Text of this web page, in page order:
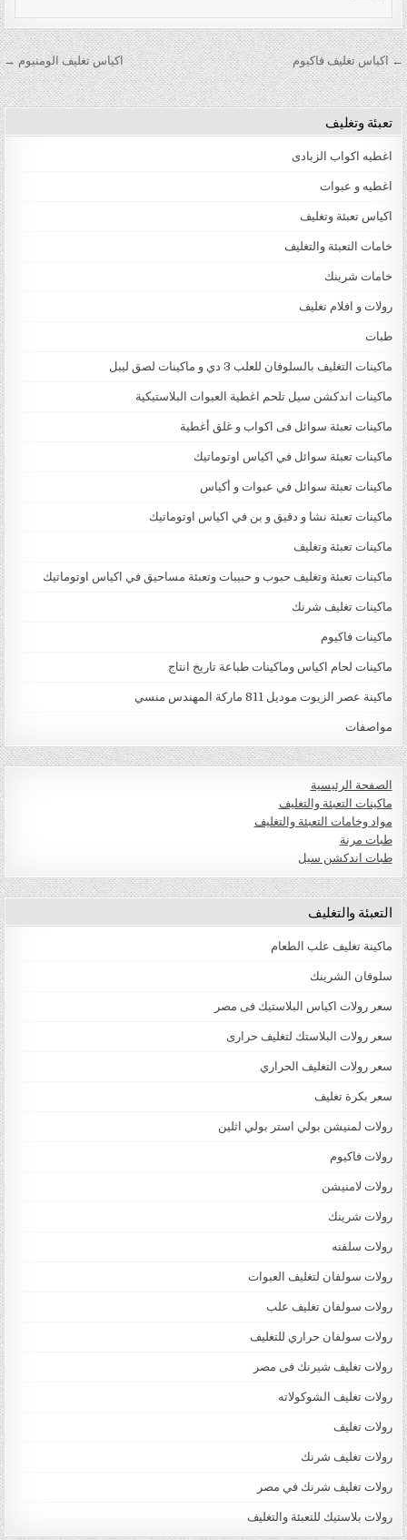
تصفّح المقالات اكياس تغليف الومنيوم → ← اكياس تغليف فاكيوم
تعبئة وتغليف
اغطيه اكواب الزبادى
اغطيه و عبوات
اكياس تعبئة وتغليف
خامات التعبئة والتغليف
خامات شرينك
رولات و افلام تغليف
طبات
ماكينات التغليف بالسلوفان للعلب 3 دي و ماكينات لصق ليبل
ماكينات اندكشن سيل تلحم اغطية العبوات البلاستيكية
ماكينات تعبئة سوائل فى اكواب و غلق أغطية
ماكينات تعبئة سوائل في اكياس اوتوماتيك
ماكينات تعبئة سوائل في عبوات و أكياس
ماكينات تعبئة نشا و دقيق و بن في اكياس اوتوماتيك
ماكينات تعبئة وتغليف
ماكينات تعبئة وتغليف حبوب و حبيبات وتعبئة مساحيق في اكياس اوتوماتيك
ماكينات تغليف شرنك
ماكينات فاكيوم
ماكينات لحام اكياس وماكينات طباعة تاريخ انتاج
ماكينة عصر الزيوت موديل 811 ماركة المهندس منسي
مواصفات
الصفحة الرئيسية
ماكينات التعبئة والتغليف
مواد وخامات التعبئة والتغليف
طبات مرنة
طبات اندكشن سيل
التعبئة والتغليف
ماكينة تغليف علب الطعام
سلوفان الشرينك
سعر رولات اكياس البلاستيك فى مصر
سعر رولات البلاستك لتغليف حرارى
سعر رولات التغليف الحراري
سعر بكرة تغليف
رولات لمنيشن بولي استر بولي اثلين
رولات فاكيوم
رولات لامنيشن
رولات شرينك
رولات سلفنه
رولات سولفان لتغليف العبوات
رولات سولفان تغليف علب
رولات سولفان حراري للتغليف
رولات تغليف شيرنك فى مصر
رولات تغليف الشوكولاته
رولات تغليف
رولات تغليف شرنك
رولات تغليف شرنك في مصر
رولات بلاستيك للتعبئة والتغليف